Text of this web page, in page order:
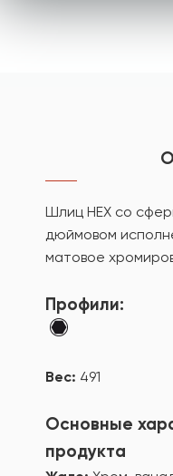
Шлиц HEX со
дюймовом
матовое
Профили:
Вес: 491
Основные
продукта